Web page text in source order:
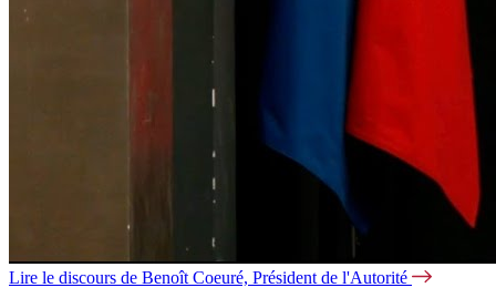
Lire le discours de Benoît Coeuré, Président de l'Autorité